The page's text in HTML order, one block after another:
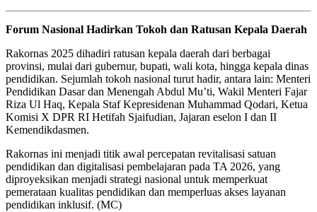
Forum Nasional Hadirkan Tokoh dan Ratusan Kepala Daerah
Rakornas 2025 dihadiri ratusan kepala daerah dari berbagai
provinsi, mulai dari gubernur, bupati, wali kota, hingga kepala dinas
pendidikan. Sejumlah tokoh nasional turut hadir, antara lain: Menteri
Pendidikan Dasar dan Menengah Abdul Mu’ti, Wakil Menteri Fajar
Riza Ul Haq, Kepala Staf Kepresidenan Muhammad Qodari, Ketua
Komisi X DPR RI Hetifah Sjaifudian, Jajaran eselon I dan II
Kemendikdasmen.
Rakornas ini menjadi titik awal percepatan revitalisasi satuan
pendidikan dan digitalisasi pembelajaran pada TA 2026, yang
diproyeksikan menjadi strategi nasional untuk memperkuat
pemerataan kualitas pendidikan dan memperluas akses layanan
pendidikan inklusif. (MC)